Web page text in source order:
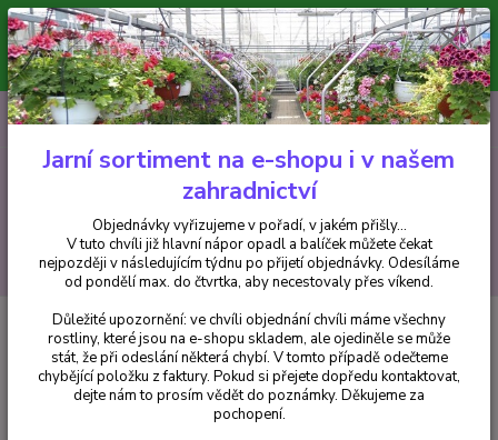
Minimální hodnota pro odeslání z e-shopu je 300 Kč.
V tuto chvíli již hlavní nápor objednávek opadl a balíček můžete čekat
nejpozději v následujícím týdnu po přijetí objednávky. Objednávky
vyřizujeme v pořadí, v jakém přišly...
CZK
Hledat
+420 602 223 614 0ks
za0 Kč
Balkónové rostliny Černooká Zuzana – Thunbergia Brownie - 1 ks
Černooká Zuzana – Thunbergia
Brownie - 1 ks
Jarní sortiment na e-shopu i v našem
zahradnictví
Objednávky vyřizujeme v pořadí, v jakém přišly...
V tuto chvíli již hlavní nápor opadl a balíček můžete čekat
nejpozději v následujícím týdnu po přijetí objednávky. Odesíláme
od pondělí max. do čtvrtka, aby necestovaly přes víkend.
Důležité upozornění: ve chvíli objednání chvíli máme všechny
rostliny, které jsou na e-shopu skladem, ale ojediněle se může
stát, že při odeslání některá chybí. V tomto případě odečteme
chybějící položku z faktury. Pokud si přejete dopředu kontaktovat,
dejte nám to prosím vědět do poznámky. Děkujeme za
pochopení.